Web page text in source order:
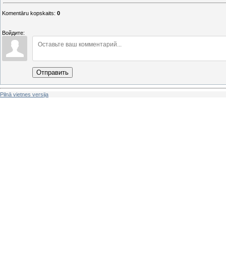
Komentāru kopskaits: 0
Войдите:
Отправить
Pilnā vietnes versija